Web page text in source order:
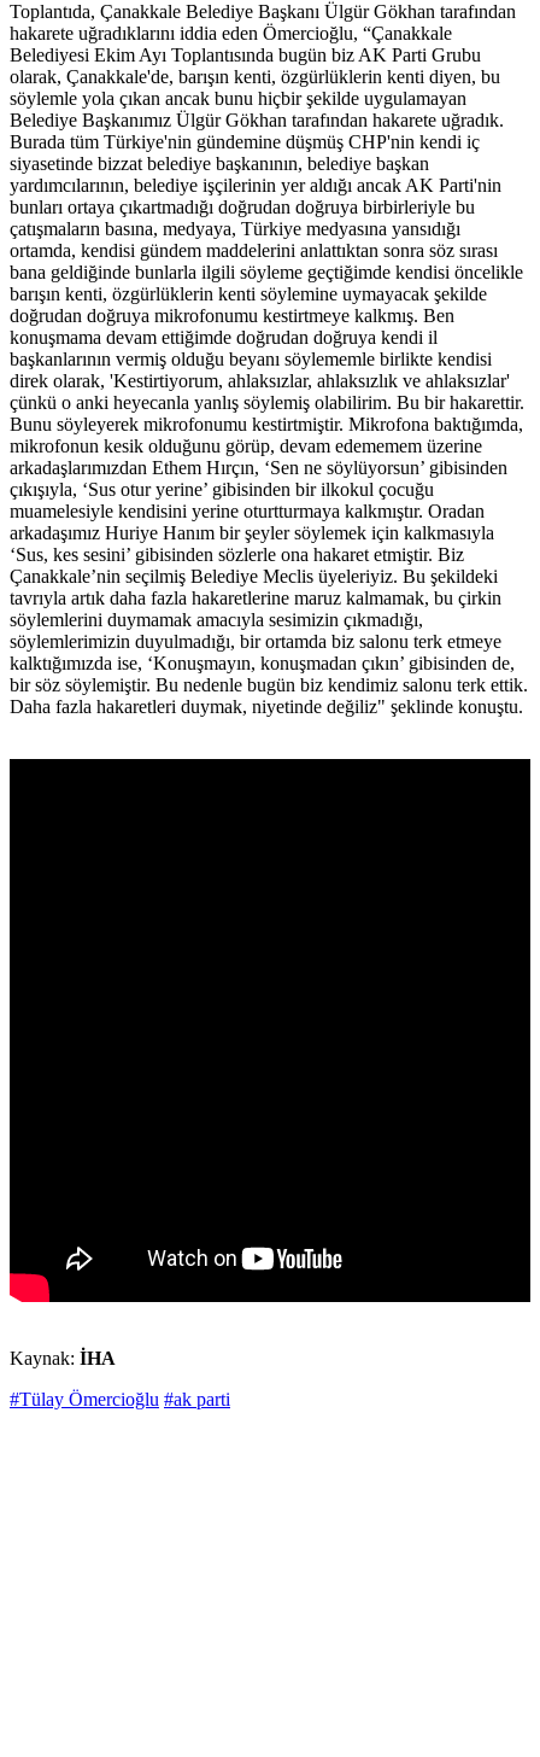
Toplantıda, Çanakkale Belediye Başkanı Ülgür Gökhan tarafından
hakarete uğradıklarını iddia eden Ömercioğlu, “Çanakkale
Belediyesi Ekim Ayı Toplantısında bugün biz AK Parti Grubu
olarak, Çanakkale'de, barışın kenti, özgürlüklerin kenti diyen, bu
söylemle yola çıkan ancak bunu hiçbir şekilde uygulamayan
Belediye Başkanımız Ülgür Gökhan tarafından hakarete uğradık.
Burada tüm Türkiye'nin gündemine düşmüş CHP'nin kendi iç
siyasetinde bizzat belediye başkanının, belediye başkan
yardımcılarının, belediye işçilerinin yer aldığı ancak AK Parti'nin
bunları ortaya çıkartmadığı doğrudan doğruya birbirleriyle bu
çatışmaların basına, medyaya, Türkiye medyasına yansıdığı
ortamda, kendisi gündem maddelerini anlattıktan sonra söz sırası
bana geldiğinde bunlarla ilgili söyleme geçtiğimde kendisi öncelikle
barışın kenti, özgürlüklerin kenti söylemine uymayacak şekilde
doğrudan doğruya mikrofonumu kestirtmeye kalkmış. Ben
konuşmama devam ettiğimde doğrudan doğruya kendi il
başkanlarının vermiş olduğu beyanı söylememle birlikte kendisi
direk olarak, 'Kestirtiyorum, ahlaksızlar, ahlaksızlık ve ahlaksızlar'
çünkü o anki heyecanla yanlış söylemiş olabilirim. Bu bir hakarettir.
Bunu söyleyerek mikrofonumu kestirtmiştir. Mikrofona baktığımda,
mikrofonun kesik olduğunu görüp, devam edememem üzerine
arkadaşlarımızdan Ethem Hırçın, ‘Sen ne söylüyorsun’ gibisinden
çıkışıyla, ‘Sus otur yerine’ gibisinden bir ilkokul çocuğu
muamelesiyle kendisini yerine oturtturmaya kalkmıştır. Oradan
arkadaşımız Huriye Hanım bir şeyler söylemek için kalkmasıyla
‘Sus, kes sesini’ gibisinden sözlerle ona hakaret etmiştir. Biz
Çanakkale’nin seçilmiş Belediye Meclis üyeleriyiz. Bu şekildeki
tavrıyla artık daha fazla hakaretlerine maruz kalmamak, bu çirkin
söylemlerini duymamak amacıyla sesimizin çıkmadığı,
söylemlerimizin duyulmadığı, bir ortamda biz salonu terk etmeye
kalktığımızda ise, ‘Konuşmayın, konuşmadan çıkın’ gibisinden de,
bir söz söylemiştir. Bu nedenle bugün biz kendimiz salonu terk ettik.
Daha fazla hakaretleri duymak, niyetinde değiliz" şeklinde konuştu.
Kaynak: İHA
#Tülay Ömercioğlu #ak parti